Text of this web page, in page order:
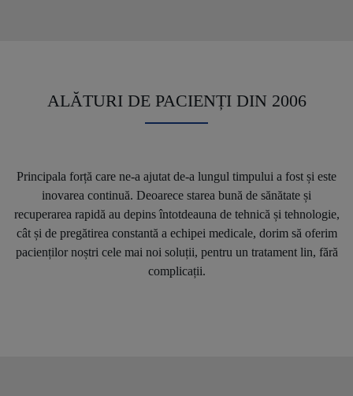
ALĂTURI DE PACIENȚI DIN 2006
Principala forță care ne-a ajutat de-a lungul timpului a fost și este
inovarea continuă. Deoarece starea bună de sănătate și
recuperarea rapidă au depins întotdeauna de tehnică și tehnologie,
cât și de pregătirea constantă a echipei medicale, dorim să oferim
pacienților noștri cele mai noi soluții, pentru un tratament lin, fără
complicații.